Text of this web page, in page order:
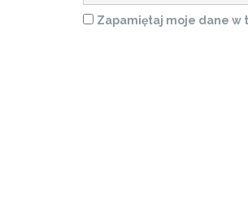
Zapamiętaj moje dane w